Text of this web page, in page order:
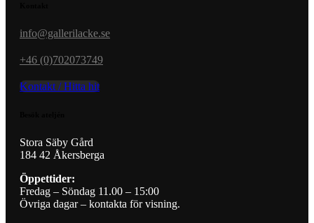
info@gallerilacke.se
+46 (0)702073749
Kontakt / Hitta hit
Stora Säby Gård
184 42 Åkersberga
Öppettider:
Fredag – Söndag 11.00 – 15:00
Övriga dagar – kontakta för visning.